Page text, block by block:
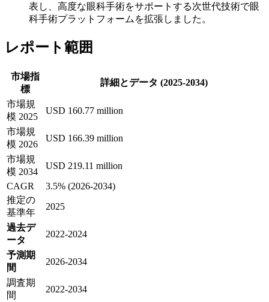
表し、高度な眼科手術をサポートする次世代技術で眼
科手術プラットフォームを拡張しました。
レポート範囲
市場指
標
詳細とデータ (2025-2034)
市場規
模 2025
USD 160.77 million
市場規
模 2026
USD 166.39 million
市場規
模 2034
USD 219.11 million
CAGR
3.5% (2026-2034)
推定の
基準年
2025
過去デ
ータ
2022-2024
予測期
間
2026-2034
調査期
間
2022-2034